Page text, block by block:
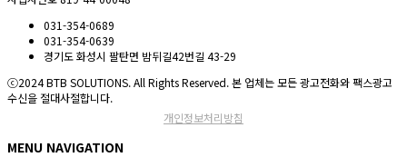
031-354-0689
031-354-0639
경기도 화성시 팔탄면 밤뒤길42번길 43-29
ⓒ2024 BTB SOLUTIONS. All Rights Reserved. 본 업체는 모든 광고전화와 팩스광고
수신을 절대사절합니다.
개인정보처리방침
MENU NAVIGATION